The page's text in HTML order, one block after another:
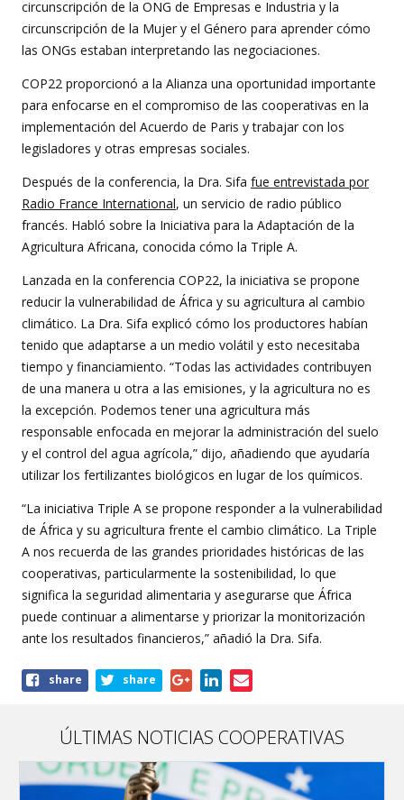
circunscripción de la ONG de Empresas e Industria y la
circunscripción de la Mujer y el Género para aprender cómo
las ONGs estaban interpretando las negociaciones.
COP22 proporcionó a la Alianza una oportunidad importante
para enfocarse en el compromiso de las cooperativas en la
implementación del Acuerdo de Paris y trabajar con los
legisladores y otras empresas sociales.
Después de la conferencia, la Dra. Sifa fue entrevistada por
Radio France International, un servicio de radio público
francés. Habló sobre la Iniciativa para la Adaptación de la
Agricultura Africana, conocida cómo la Triple A.
Lanzada en la conferencia COP22, la iniciativa se propone
reducir la vulnerabilidad de África y su agricultura al cambio
climático. La Dra. Sifa explicó cómo los productores habían
tenido que adaptarse a un medio volátil y esto necesitaba
tiempo y financiamiento. “Todas las actividades contribuyen
de una manera u otra a las emisiones, y la agricultura no es
la excepción. Podemos tener una agricultura más
responsable enfocada en mejorar la administración del suelo
y el control del agua agrícola,” dijo, añadiendo que ayudaría
utilizar los fertilizantes biológicos en lugar de los químicos.
“La iniciativa Triple A se propone responder a la vulnerabilidad
de África y su agricultura frente el cambio climático. La Triple
A nos recuerda de las grandes prioridades históricas de las
cooperativas, particularmente la sostenibilidad, lo que
significa la seguridad alimentaria y asegurarse que África
puede continuar a alimentarse y priorizar la monitorización
ante los resultados financieros,” añadió la Dra. Sifa.
Shareshare share
ÚLTIMAS NOTICIAS COOPERATIVAS